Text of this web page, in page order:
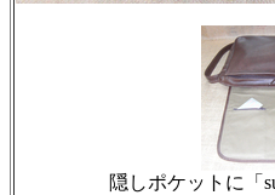
隠しポケットに「